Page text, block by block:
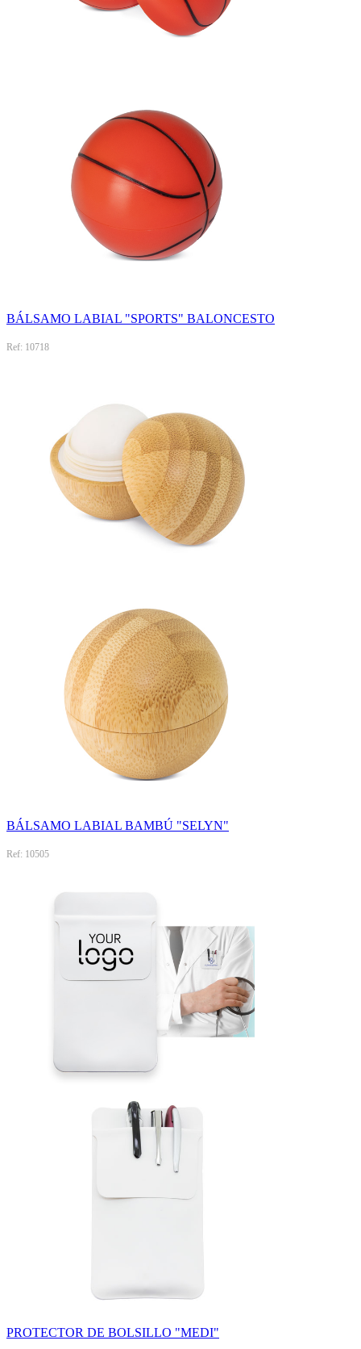
BÁLSAMO LABIAL "SPORTS" BALONCESTO
Ref: 10718
BÁLSAMO LABIAL BAMBÚ "SELYN"
Ref: 10505
PROTECTOR DE BOLSILLO "MEDI"